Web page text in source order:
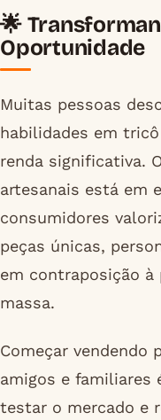
🌟
Oportunidade
Muitas pessoas
habilidades em
renda significativa.
artesanais está em
consumidores
peças únicas,
em contraposição
massa.
Começar vendendo
amigos e familiares
testar o mercado e